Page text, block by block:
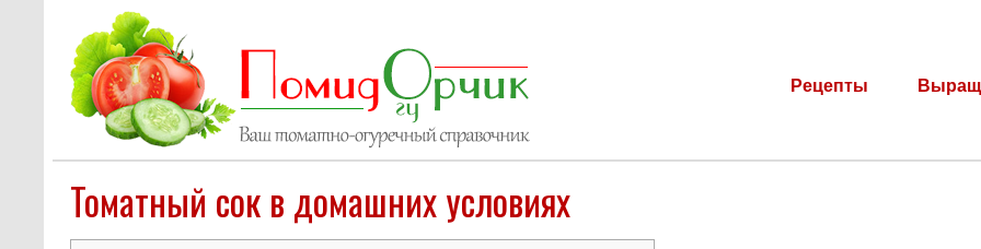
Рецепты
Томатный сок в домашних условиях